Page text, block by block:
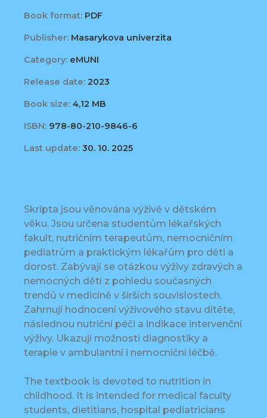
Book format: PDF
Publisher: Masarykova univerzita
Category: eMUNI
Release date: 2023
Book size: 4,12 MB
ISBN: 978-80-210-9846-6
Last update: 30. 10. 2025
Skripta jsou věnována výživě v dětském
věku. Jsou určena studentům lékařských
fakult, nutričním terapeutům, nemocničním
pediatrům a praktickým lékařům pro děti a
dorost. Zabývají se otázkou výživy zdravých a
nemocných dětí z pohledu současných
trendů v medicíně v širších souvislostech.
Zahrnují hodnocení výživového stavu dítěte,
následnou nutriční péči a indikace intervenční
výživy. Ukazují možnosti diagnostiky a
terapie v ambulantní i nemocniční léčbě.
The textbook is devoted to nutrition in
childhood. It is intended for medical faculty
students, dietitians, hospital pediatricians